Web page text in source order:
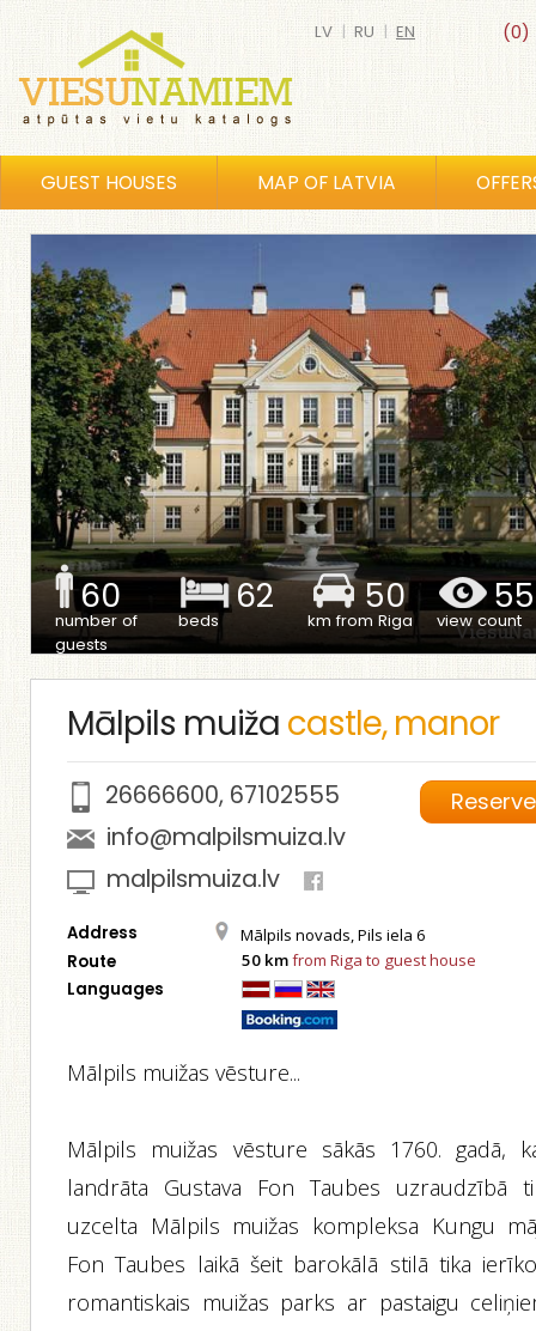
(0)
LV | RU | EN
GUEST HOUSES MAP OF LATVIA
60
number of
guests
62
beds
50
km from Riga view count
Mālpils muiža castle, manor
Reserve
26666600, 67102555
info@malpilsmuiza.lv
malpilsmuiza.lv
Address Mālpils novads, Pils iela 6
Route 50 kmfrom Riga to guest house
Languages
Mālpils muižas vēsture...
Mālpils muižas vēsture sākās 1760. gadā,
landrāta Gustava Fon Taubes uzraudzībā
uzcelta Mālpils muižas kompleksa Kungu
Fon Taubes laikā šeit barokālā stilā tika
romantiskais muižas parks ar pastaigu